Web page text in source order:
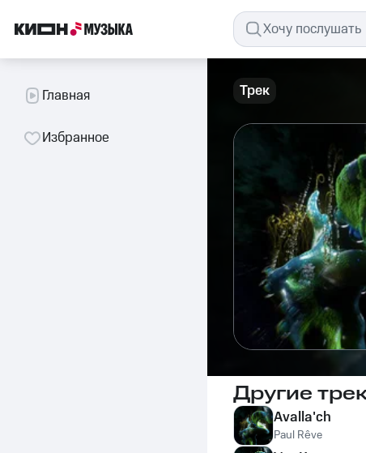
Главная
Избранное
Трек
Другие
Avalla'ch
Paul Rêve